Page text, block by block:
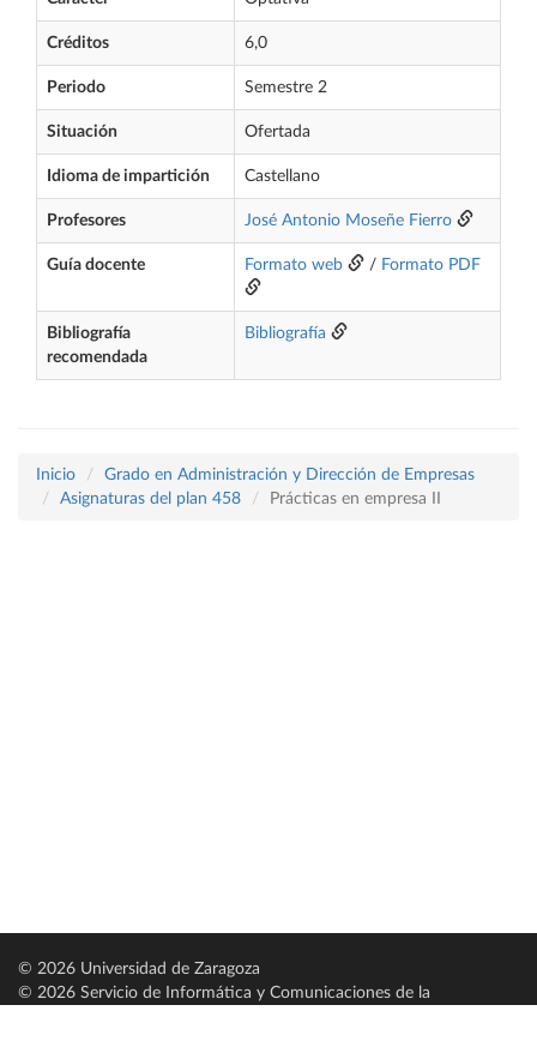
Créditos 6,0
Periodo Semestre 2
Situación Ofertada
Idioma de impartición Castellano
Profesores José Antonio Moseñe Fierro
Guía docente Formato web / Formato PDF
Bibliografía
recomendada
Bibliografía
Inicio
Grado en Administración y Dirección de Empresas
Asignaturas del plan 458
Prácticas en empresa II
© 2026 Universidad de Zaragoza
© 2026 Servicio de Informática y Comunicaciones de la